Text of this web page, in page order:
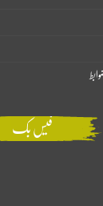
فیس بک